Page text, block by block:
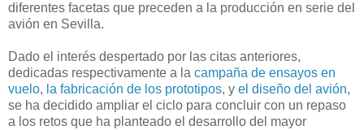
diferentes facetas que preceden a la producción en serie del
avión en Sevilla.
Dado el interés despertado por las citas anteriores,
dedicadas respectivamente a la campaña de ensayos en
vuelo, la fabricación de los prototipos, y el diseño del avión,
se ha decidido ampliar el ciclo para concluir con un repaso
a los retos que ha planteado el desarrollo del mayor